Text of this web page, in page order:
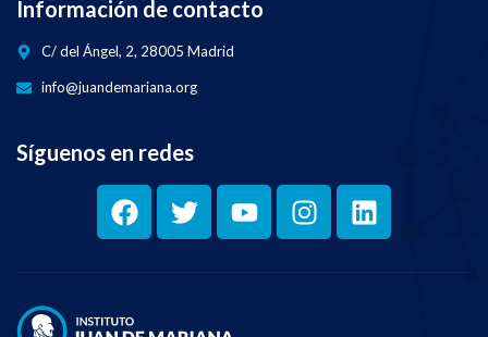
Información de contacto
C/ del Ángel, 2, 28005 Madrid
info@juandemariana.org
Síguenos en redes